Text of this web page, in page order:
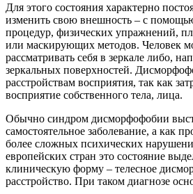
Для этого состояния характерно
изменить свою внешность – с
процедур, физических упражнений,
или маскирующих методов. Человек
рассматривать себя в зеркале либо,
зеркальных поверхностей.
расстройствам восприятия, так как
восприятие собственного тела, лица.
Обычно синдром дисморфофобии
самостоятельное заболевание, а как
более сложных психических
европейских стран это состояние
клиническую форму – телесное
расстройство. При таком диагнозе